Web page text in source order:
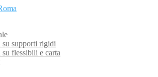
su supporti rigidi
su flessibili e carta